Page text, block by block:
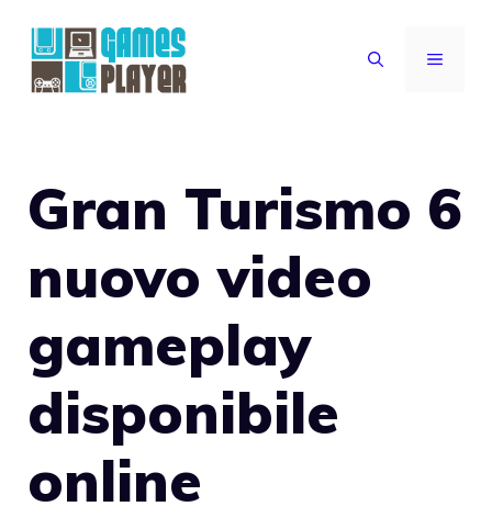
contenuto
MENU
Gran Turismo 6
nuovo video
gameplay
disponibile
online